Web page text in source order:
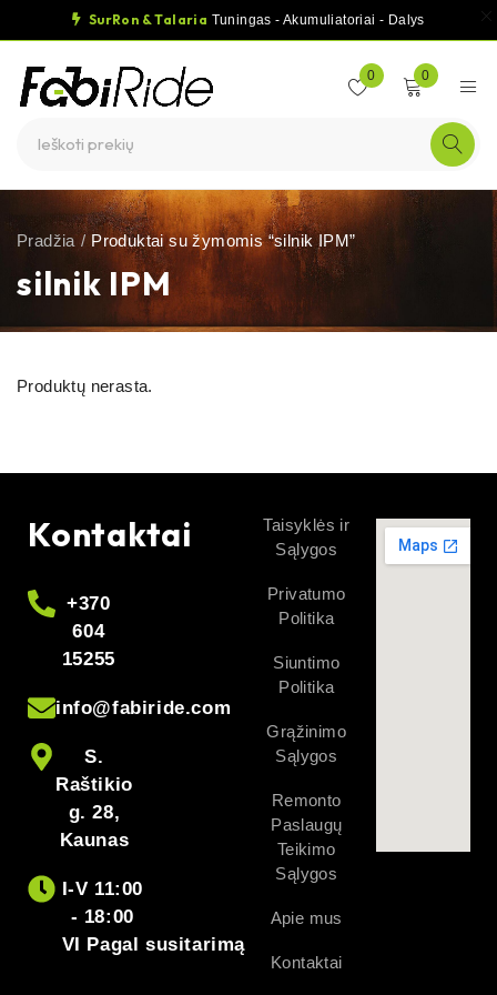
SurRon & Talaria Tuningas - Akumuliatoriai - Dalys
0 0
silnik IPM
Pradžia / Produktai su žymomis “silnik IPM”
Produktų nerasta.
Kontaktai
+370
604
15255
info@fabiride.com
S.
Raštikio
g. 28,
Kaunas
I-V 11:00
- 18:00
VI Pagal susitarimą
Taisyklės ir
Sąlygos
Privatumo
Politika
Siuntimo
Politika
Grąžinimo
Sąlygos
Remonto
Paslaugų
Teikimo
Sąlygos
Apie mus
Kontaktai